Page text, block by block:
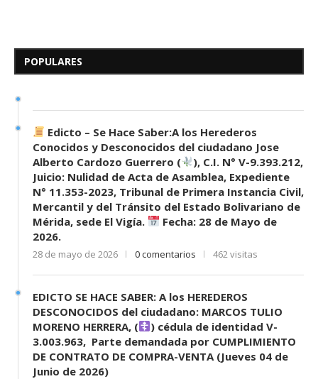
POPULARESDesconocidos del...
Edicto – Se Hace Saber:A los Herederos
Conocidos y Desconocidos del ciudadano Jose
Alberto Cardozo Guerrero (
), C.I. N° V-9.393.212,
Juicio: Nulidad de Acta de Asamblea, Expediente
N° 11.353-2023, Tribunal de Primera Instancia Civil,
Mercantil y del Tránsito del Estado Bolivariano de
Mérida, sede El Vigía.
Fecha: 28 de Mayo de
2026.
28 de mayo de 2026 0 comentarios 462 visitas
EDICTO SE HACE SABER: A los HEREDEROS
DESCONOCIDOS del ciudadano: MARCOS TULIO
MORENO HERRERA, (
) cédula de identidad V-
3.003.963, Parte demandada por CUMPLIMIENTO
DE CONTRATO DE COMPRA-VENTA (Jueves 04 de
Junio de 2026)